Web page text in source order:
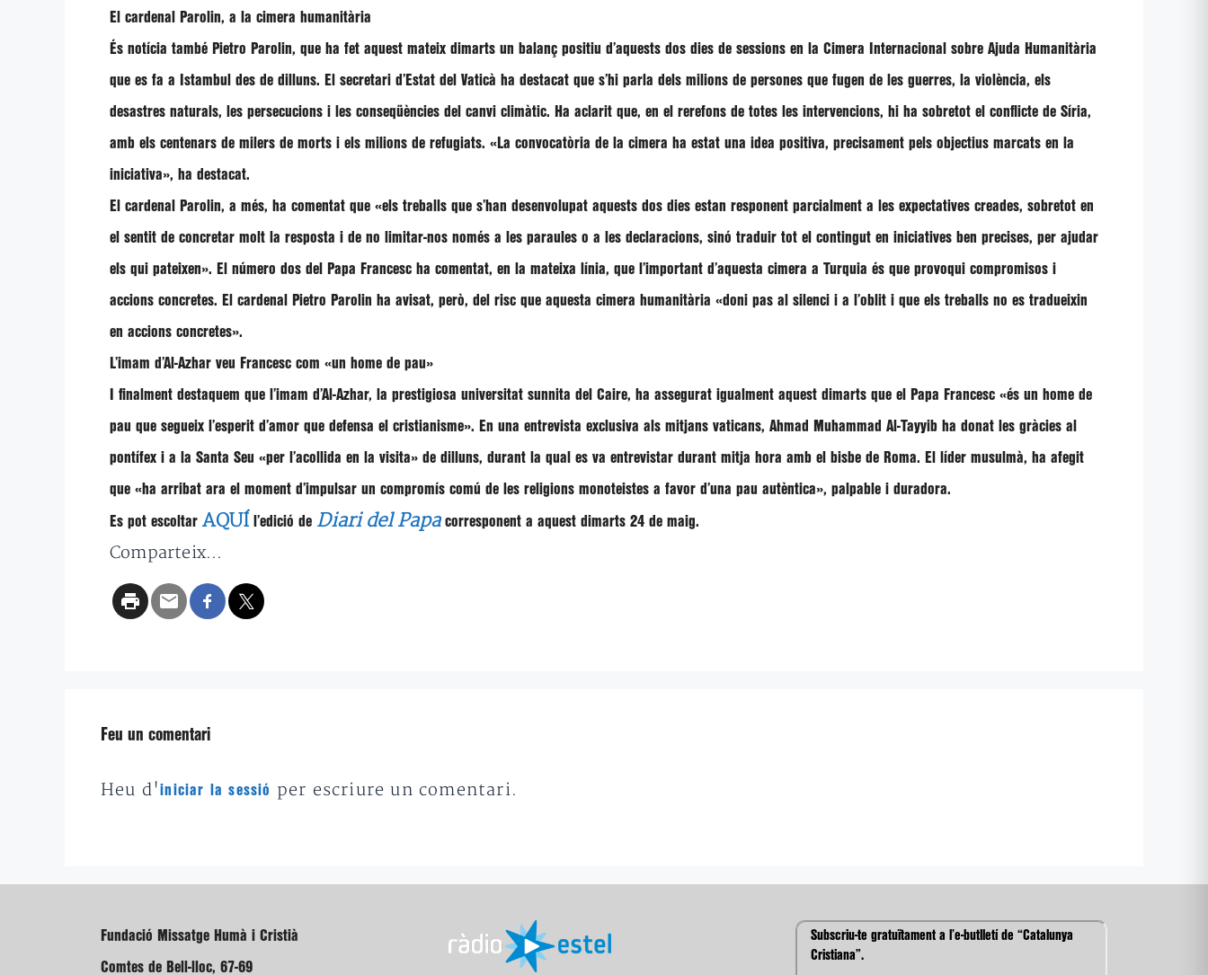
El cardenal Parolin, a la cimera humanitària
És notícia també Pietro Parolin, que ha fet aquest mateix dimarts un balanç positiu d’aquests dos dies de sessions en la Cimera Internacional sobre Ajuda Humanitària
que es fa a Istambul des de dilluns. El secretari d’Estat del Vaticà ha destacat que s’hi parla dels milions de persones que fugen de les guerres, la violència, els
desastres naturals, les persecucions i les conseqüències del canvi climàtic. Ha aclarit que, en el rerefons de totes les intervencions, hi ha sobretot el conflicte de Síria,
amb els centenars de milers de morts i els milions de refugiats. «La convocatòria de la cimera ha estat una idea positiva, precisament pels objectius marcats en la
iniciativa», ha destacat.
El cardenal Parolin, a més, ha comentat que «els treballs que s’han desenvolupat aquests dos dies estan responent parcialment a les expectatives creades, sobretot en
el sentit de concretar molt la resposta i de no limitar-nos només a les paraules o a les declaracions, sinó traduir tot el contingut en iniciatives ben precises, per ajudar
els qui pateixen». El número dos del Papa Francesc ha comentat, en la mateixa línia, que l’important d’aquesta cimera a Turquia és que provoqui compromisos i
accions concretes. El cardenal Pietro Parolin ha avisat, però, del risc que aquesta cimera humanitària «doni pas al silenci i a l’oblit i que els treballs no es tradueixin
en accions concretes».
L’imam d’Al-Azhar veu Francesc com «un home de pau»
I finalment destaquem que l’imam d’Al-Azhar, la prestigiosa universitat sunnita del Caire, ha assegurat igualment aquest dimarts que el Papa Francesc «és un home de
pau que segueix l’esperit d’amor que defensa el cristianisme». En una entrevista exclusiva als mitjans vaticans, Ahmad Muhammad Al-Tayyib ha donat les gràcies al
pontífex i a la Santa Seu «per l’acollida en la visita» de dilluns, durant la qual es va entrevistar durant mitja hora amb el bisbe de Roma. El líder musulmà, ha afegit
que «ha arribat ara el moment d’impulsar un compromís comú de les religions monoteistes a favor d’una pau autèntica», palpable i duradora.
Es pot escoltar AQUÍ l’edició de Diari del Papacorresponent a aquest dimarts 24 de maig.
Comparteix...
Feu un comentari
Heu d'iniciar la sessió per escriure un comentari.
Fundació Missatge Humà i Cristià
Comtes de Bell-lloc, 67-69
Subscriu-te gratuïtament a l’e-butlletí de “Catalunya
Cristiana”.